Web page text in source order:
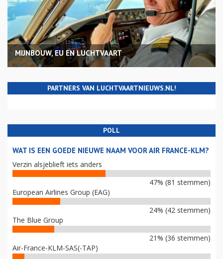
MIJNBOUW, EU EN LUCHTVAART
PARTNERS VAN LUCHTVAARTNIEUWS.NL!
POLL
WAT IS EEN GOEDE NIEUWE NAAM VOOR AIR FRANCE-KLM?
Verzin alsjeblieft iets anders
47% (81 stemmen)
European Airlines Group (EAG)
24% (42 stemmen)
The Blue Group
21% (36 stemmen)
Air-France-KLM-SAS(-TAP)